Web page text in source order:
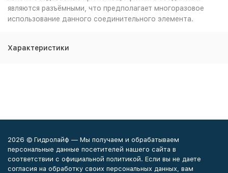
являются разъёмными, что предполагает многоразовое
использование данного соединительного элемента.
Характеристики
2026 © Гидролайф — Мы получаем и обрабатываем
персональные данные посетителей нашего сайта в
соответствии с официальной политикой. Если вы не даете
согласия на обработку своих персональных данных, вам